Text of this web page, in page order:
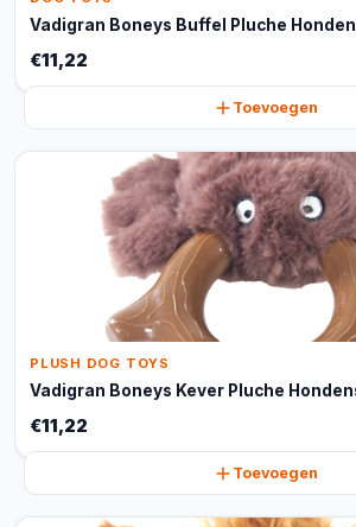
Vadigran Boneys Buffel Pluche
€11,22
Toevoegen
PLUSH DOG TOYS
Vadigran Boneys Kever Pluche
€11,22
Toevoegen